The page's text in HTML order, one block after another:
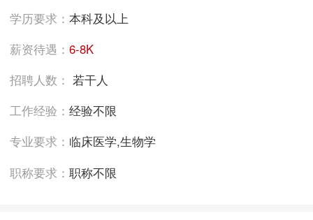
学历要求：本科及以上
薪资待遇：6-8K
招聘人数：若干人
工作经验：经验不限
专业要求： 临床医学,生物学
职称要求：职称不限